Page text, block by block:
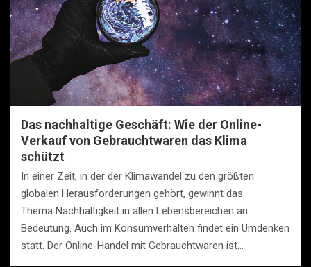
Das nachhaltige Geschäft: Wie der Online-
Verkauf von Gebrauchtwaren das Klima
schützt
In einer Zeit, in der der Klimawandel zu den größten
globalen Herausforderungen gehört, gewinnt das
Thema Nachhaltigkeit in allen Lebensbereichen an
Bedeutung. Auch im Konsumverhalten findet ein Umdenken
statt. Der Online-Handel mit Gebrauchtwaren ist…